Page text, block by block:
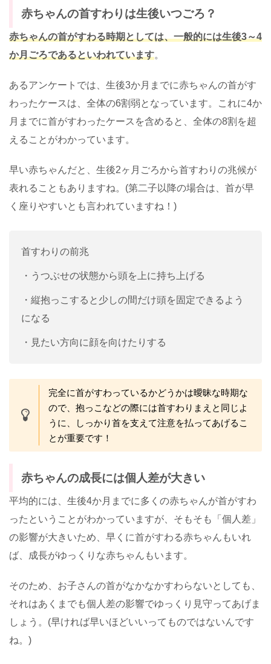
赤ちゃんの首すわりは生後いつごろ？
赤ちゃんの首がすわる時期としては、一般的には生後3～4
か月ごろであるといわれています。
あるアンケートでは、生後3か月までに赤ちゃんの首がす
わったケースは、全体の6割弱となっています。これに4か
月までに首がすわったケースを含めると、全体の8割を超
えることがわかっています。
早い赤ちゃんだと、生後2ヶ月ごろから首すわりの兆候が
表れることもありますね。(第二子以降の場合は、首が早
く座りやすいとも言われていますね！)
首すわりの前兆
・うつぶせの状態から頭を上に持ち上げる
・縦抱っこすると少しの間だけ頭を固定できるよう
になる
・見たい方向に顔を向けたりする
完全に首がすわっているかどうかは曖昧な時期な
ので、抱っこなどの際には首すわりまえと同じよ
うに、しっかり首を支えて注意を払ってあげるこ
とが重要です！
赤ちゃんの成長には個人差が大きい
平均的には、生後4か月までに多くの赤ちゃんが首がすわ
ったということがわかっていますが、そもそも「個人差」
の影響が大きいため、早くに首がすわる赤ちゃんもいれ
ば、成長がゆっくりな赤ちゃんもいます。
そのため、お子さんの首がなかなかすわらないとしても、
それはあくまでも個人差の影響でゆっくり見守ってあげま
しょう。(早ければ早いほどいいってものではないんです
ね。)